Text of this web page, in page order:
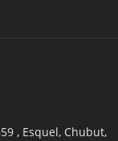
, Esquel, Chubut,